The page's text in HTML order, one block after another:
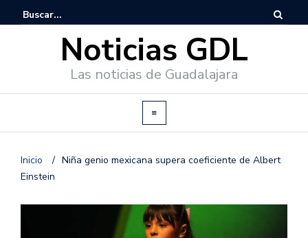
Noticias GDL
Las noticias de Guadalajara
Inicio / Niña genio mexicana supera coeficiente de Albert
Einstein